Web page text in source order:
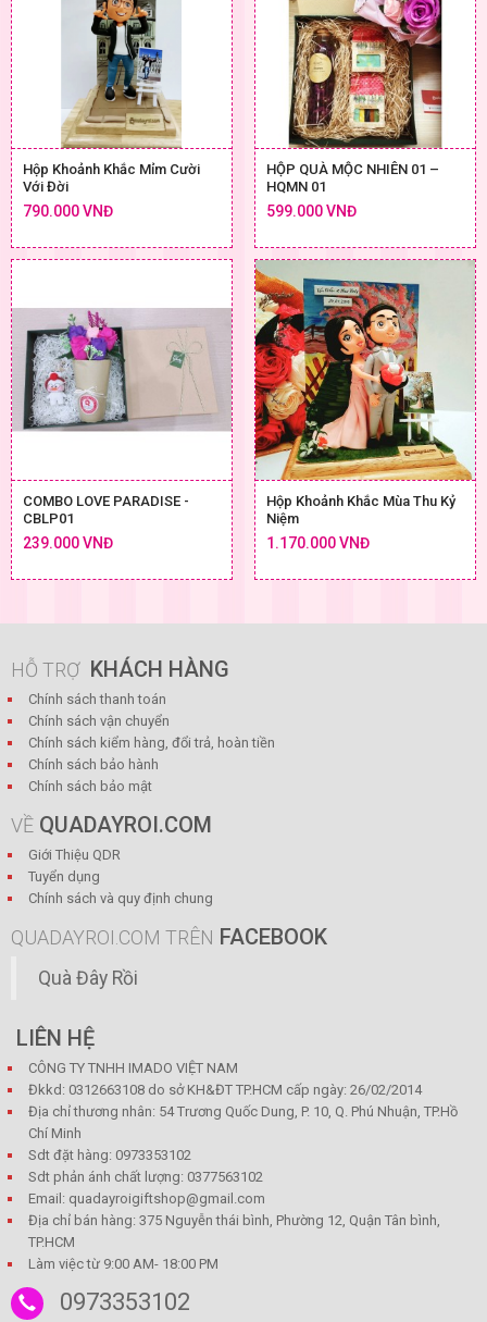
Hộp Khoảnh Khắc Mỉm Cười
Với Đời
790.000 VNĐ
HỘP QUÀ MỘC NHIÊN 01 –
HQMN 01
599.000 VNĐ
COMBO LOVE PARADISE -
CBLP01
239.000 VNĐ
Hộp Khoảnh Khắc Mùa Thu Kỷ
Niệm
1.170.000 VNĐ
HỖ TRỢ KHÁCH HÀNG
Chính sách thanh toán
Chính sách vận chuyển
Chính sách kiểm hàng, đổi trả, hoàn tiền
Chính sách bảo hành
Chính sách bảo mật
VỀ QUADAYROI.COM
Giới Thiệu QDR
Tuyển dụng
Chính sách và quy định chung
QUADAYROI.COM TRÊN FACEBOOK
Quà Đây Rồi
LIÊN HỆ
CÔNG TY TNHH IMADO VIỆT NAM
Đkkd: 0312663108 do sở KH&ĐT TP.HCM cấp ngày: 26/02/2014
Địa chỉ thương nhân: 54 Trương Quốc Dung, P. 10, Q. Phú Nhuận, TP.Hồ
Chí Minh
Sdt đặt hàng: 0973353102
Sdt phản ánh chất lượng: 0377563102
Email: quadayroigiftshop@gmail.com
Địa chỉ bán hàng: 375 Nguyễn thái bình, Phường 12, Quận Tân bình,
TP.HCM
Làm việc từ 9:00 AM- 18:00 PM
0973353102